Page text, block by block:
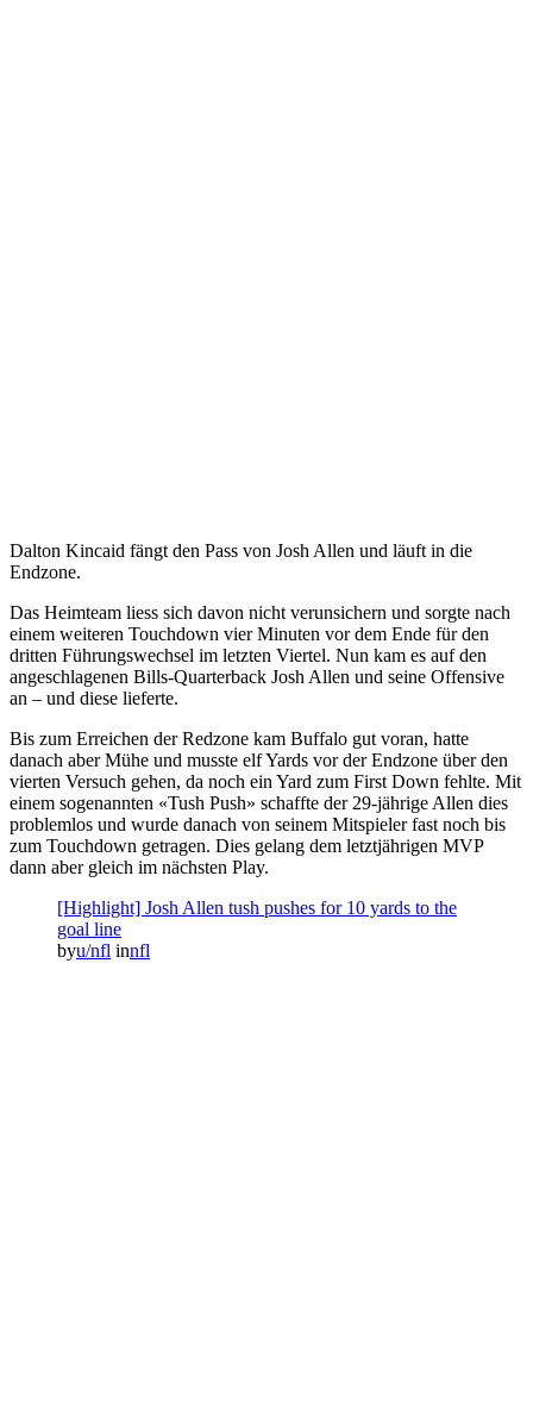
Dalton Kincaid fängt den Pass von Josh Allen und läuft in die
Endzone.
Das Heimteam liess sich davon nicht verunsichern und sorgte nach
einem weiteren Touchdown vier Minuten vor dem Ende für den
dritten Führungswechsel im letzten Viertel. Nun kam es auf den
angeschlagenen Bills-Quarterback Josh Allen und seine Offensive
an – und diese lieferte.
Bis zum Erreichen der Redzone kam Buffalo gut voran, hatte
danach aber Mühe und musste elf Yards vor der Endzone über den
vierten Versuch gehen, da noch ein Yard zum First Down fehlte. Mit
einem sogenannten «Tush Push» schaffte der 29-jährige Allen dies
problemlos und wurde danach von seinem Mitspieler fast noch bis
zum Touchdown getragen. Dies gelang dem letztjährigen MVP
dann aber gleich im nächsten Play.
[Highlight] Josh Allen tush pushes for 10 yards to the
goal line
byu/nfl innfl